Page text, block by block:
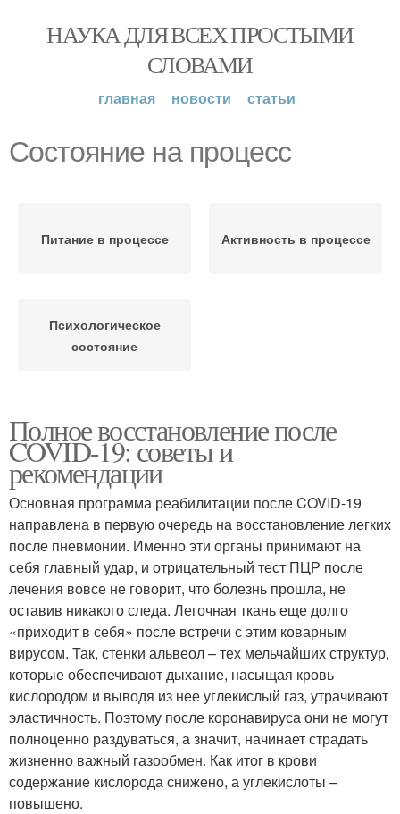
НАУКА ДЛЯ ВСЕХ ПРОСТЫМИ
СЛОВАМИ
главная новости статьи
Состояние на процесс
Питание в процессе Активность в процессе
Психологическое
состояние
Полное восстановление после
COVID-19: советы и
рекомендации
Основная программа реабилитации после COVID-19
направлена в первую очередь на восстановление легких
после пневмонии. Именно эти органы принимают на
себя главный удар, и отрицательный тест ПЦР после
лечения вовсе не говорит, что болезнь прошла, не
оставив никакого следа. Легочная ткань еще долго
«приходит в себя» после встречи с этим коварным
вирусом. Так, стенки альвеол – тех мельчайших структур,
которые обеспечивают дыхание, насыщая кровь
кислородом и выводя из нее углекислый газ, утрачивают
эластичность. Поэтому после коронавируса они не могут
полноценно раздуваться, а значит, начинает страдать
жизненно важный газообмен. Как итог в крови
содержание кислорода снижено, а углекислоты –
повышено.